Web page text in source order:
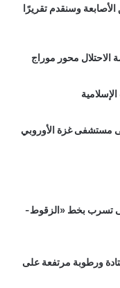
الأصابعة وسنقدم تقريرًا
الاحتلال محور موراج
وصول 18 شهيدا إلى مستشفى غزة الأوروبي
تسرب بخط «الزقوط-
ورطوبة مرتفعة على